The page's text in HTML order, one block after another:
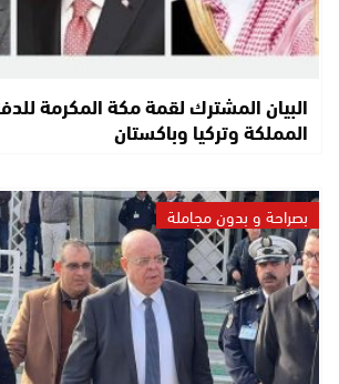
البيان المشترك لقمة مكة المكرمة
المملكة وتركيا وباكستان
بصراحة و بدون مجاملة